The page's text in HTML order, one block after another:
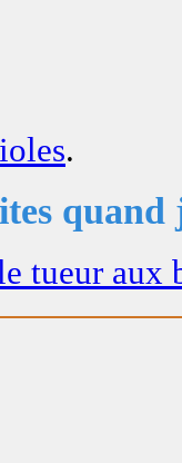
.
quand
tueur aux